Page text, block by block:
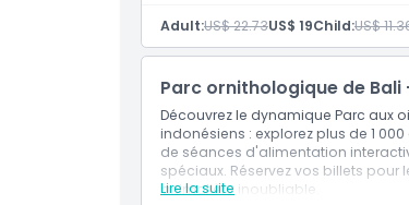
À savoir
Emplacement
Assistez à des spectacles
Participez à des séances
Capturez des moments
Valable pour les voyageurs
Adult:US$ 22.73US$ 19Child:US$
Parc ornithologique de
Découvrez le dynamique Parc aux
indonésiens : explorez plus de 1
de séances d'alimentation
spéciaux. Réservez vos billets
animalière inoubliable.
Lire la suite